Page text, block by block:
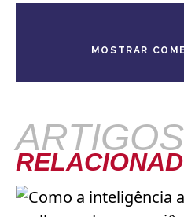
MOSTRAR
ARTIGOS